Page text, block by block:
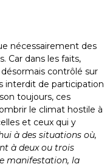
nécessairement des
Car dans les faits,
contrôlé sur
interdit de participation
toujours, ces
le climat hostile à
et ceux qui y
à des situations où,
à deux ou trois
manifestation, la